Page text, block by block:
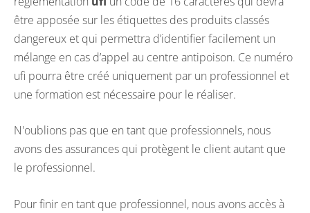
être apposée sur les étiquettes des produits classés
dangereux et qui permettra d’identifier facilement un
mélange en cas d’appel au centre antipoison. Ce numéro
ufi pourra être créé uniquement par un professionnel et
une formation est nécessaire pour le réaliser.
N'oublions pas que en tant que professionnels, nous
avons des assurances qui protègent le client autant que
le professionnel.
Pour finir en tant que professionnel, nous avons accès à